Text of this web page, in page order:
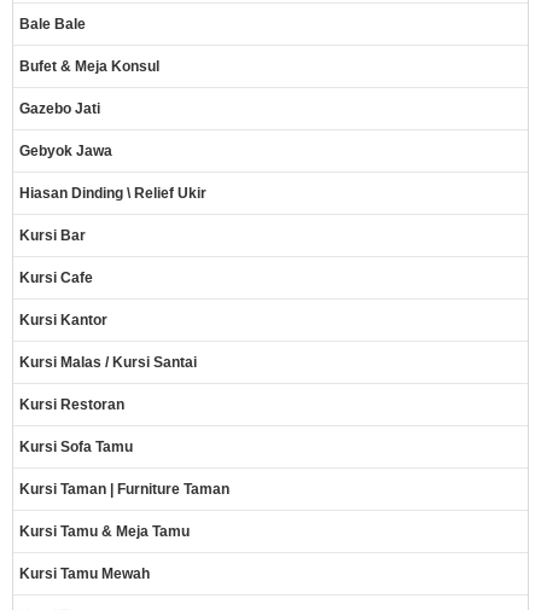
Bale Bale
Bufet & Meja Konsul
Gazebo Jati
Gebyok Jawa
Hiasan Dinding \ Relief Ukir
Kursi Bar
Kursi Cafe
Kursi Kantor
Kursi Malas / Kursi Santai
Kursi Restoran
Kursi Sofa Tamu
Kursi Taman | Furniture Taman
Kursi Tamu & Meja Tamu
Kursi Tamu Mewah